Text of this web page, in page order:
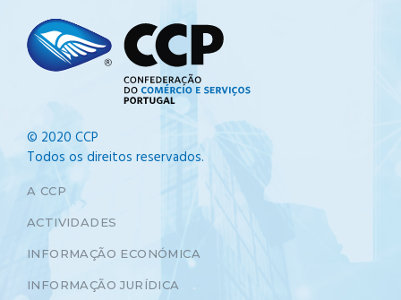
© 2020 CCP
Todos os direitos reservados.
A CCP
ACTIVIDADES
INFORMAÇÃO ECONÓMICA
INFORMAÇÃO JURÍDICA